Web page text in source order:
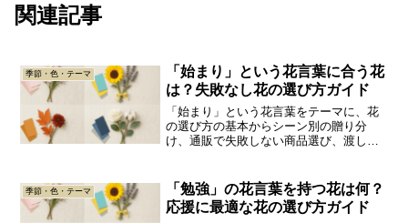
関連記事
季節・色・テーマ
「始まり」という花言葉に合う花
は？失敗なし花の選び方ガイド
「始まり」という花言葉をテーマに、花
の選び方の基本からシーン別の贈り分
け、通販で失敗しない商品選び、渡し方
ト選びをサポートします。
季節・色・テーマ
「勉強」の花言葉を持つ花は何？
応援に最適な花の選び方ガイド